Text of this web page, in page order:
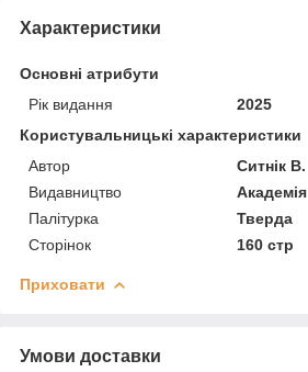
Характеристики
Основні атрибути
Рік видання
2025
Користувальницькі характеристики
Автор
Ситнік В.
Видавництво
Академія
Палітурка
Тверда
Сторінок
160 стр
Приховати
Умови доставки